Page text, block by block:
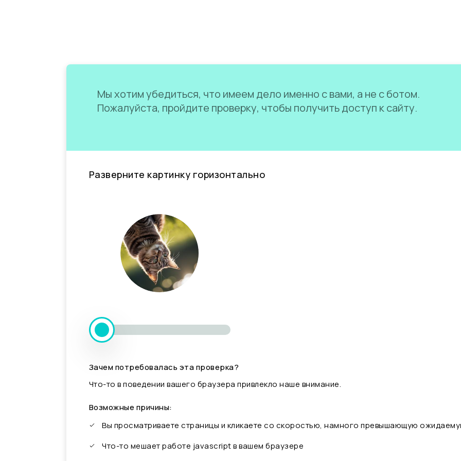
Мы хотим убедиться, что имеем дело именно с вами, а не с ботом.
Пожалуйста, пройдите проверку, чтобы получить доступ к сайту.
Разверните картинку горизонтально
Зачем потребовалась эта проверка?
Что-то в поведении вашего браузера привлекло наше внимание.
Возможные причины:
Вы просматриваете страницы и кликаете со скоростью, намного превышающую
Что-то мешает работе javascript в вашем браузере